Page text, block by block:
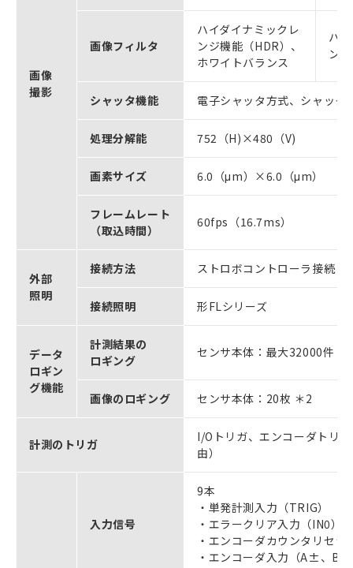
画像
撮影
画像フィルタ
ハイダイナミックレ
ンジ機能（HDR）、
ホワイトバランス
ハ
ン
シャッタ機能 電子シャッタ方式、シャッ
処理分解能 752（H)×480（V)
画素サイズ 6.0（μm）×6.0（μm）
フレームレート
（取込時間）
60fps（16.7ms）
外部
照明
接続方法 ストロボコントローラ接続
接続照明 形FLシリーズ
データ
ロギン
グ機能
計測結果の
ロギング
センサ本体：最大32000件 ＊
画像のロギング センサ本体：20枚 ＊2
計測のトリガ
I/Oトリガ、エンコーダトリ
由）
入力信号
9本
・単発計測入力（TRIG）
・エラークリア入力（IN0）
・エンコーダカウンタリセッ
・エンコーダ入力（A±、